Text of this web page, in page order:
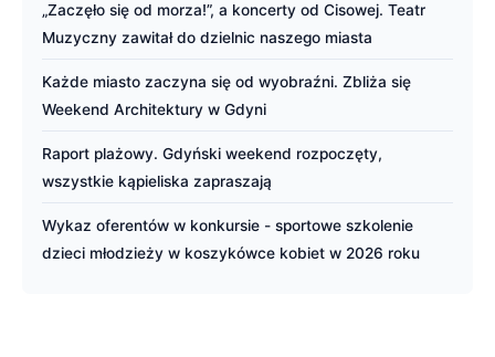
„Zaczęło się od morza!”, a koncerty od Cisowej. Teatr
Muzyczny zawitał do dzielnic naszego miasta
Każde miasto zaczyna się od wyobraźni. Zbliża się
Weekend Architektury w Gdyni
Raport plażowy. Gdyński weekend rozpoczęty,
wszystkie kąpieliska zapraszają
Wykaz oferentów w konkursie - sportowe szkolenie
dzieci młodzieży w koszykówce kobiet w 2026 roku